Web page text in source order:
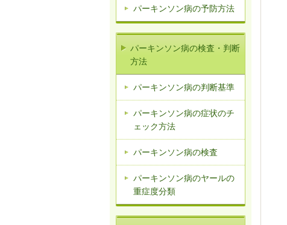
パーキンソン病の予防方法
パーキンソン病の検査・判断
方法
パーキンソン病の判断基準
パーキンソン病の症状のチ
ェック方法
パーキンソン病の検査
パーキンソン病のヤールの
重症度分類